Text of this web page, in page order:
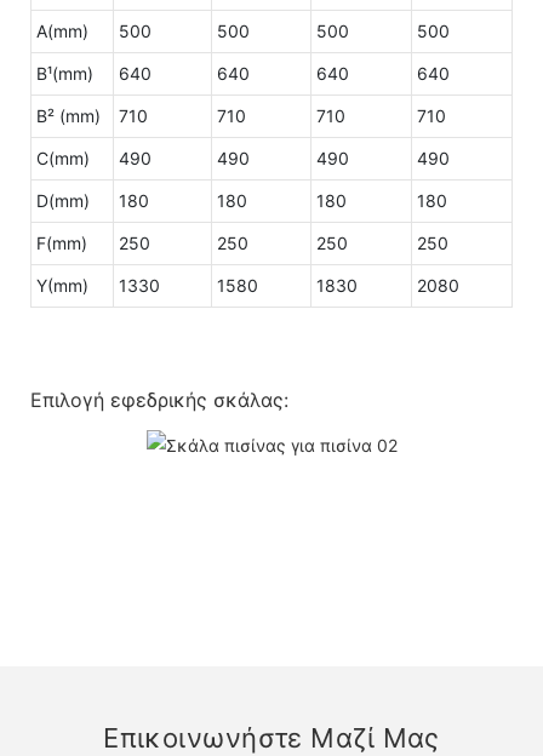
A(mm) 500 500 500 500
B¹(mm) 640 640 640 640
B² (mm) 710 710 710 710
C(mm) 490 490 490 490
D(mm) 180 180 180 180
F(mm) 250 250 250 250
Υ(mm) 1330 1580 1830 2080
Επιλογή εφεδρικής σκάλας:
Επικοινωνήστε Μαζί Μας